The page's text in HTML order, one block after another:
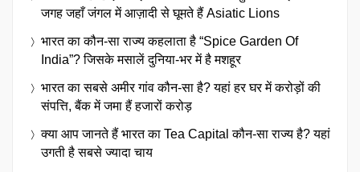
जगह जहाँ जंगल में आज़ादी से घूमते हैं Asiatic Lions
भारत का कौन-सा राज्य कहलाता है “Spice Garden Of
India”? जिसके मसालें दुनिया-भर में है मशहूर
भारत का सबसे अमीर गांव कौन-सा है? यहां हर घर में करोड़ों की
संपत्ति, बैंक में जमा हैं हजारों करोड़
क्या आप जानते हैं भारत का Tea Capital कौन-सा राज्य है? यहां
उगती है सबसे ज्यादा चाय